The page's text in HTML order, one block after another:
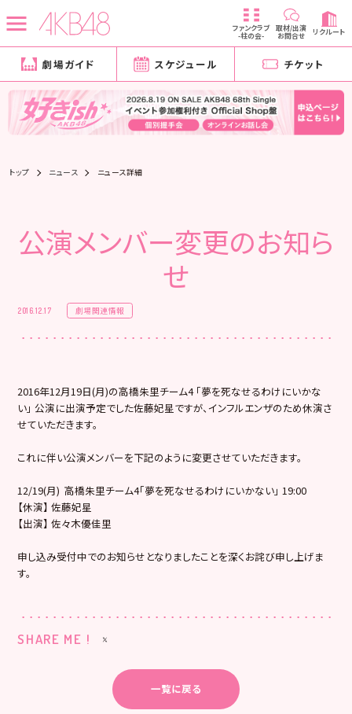
ファンクラブ
-柱の会-
取材/出演
お問合せ リクルート
劇場ガイド スケジュール チケット
トップ ニュース ニュース詳細
公演メンバー変更のお知ら
せ
2016.12.17 劇場関連情報
2016年12月19日(月)の高橋朱里チーム4 「夢を死なせるわけにいかな
い」 公演に出演予定でした佐藤妃星ですが、インフルエンザのため休演さ
せていただきます。
これに伴い公演メンバーを下記のように変更させていただきます。
12/19(月) 高橋朱里チーム4「夢を死なせるわけにいかない」 19:00
【休演】 佐藤妃星
【出演】 佐々木優佳里
申し込み受付中でのお知らせとなりましたことを深くお詫び申し上げま
す。
SHARE ME !
一覧に戻る